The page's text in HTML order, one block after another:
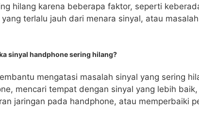
hilang karena beberapa faktor, seperti
terlalu jauh dari menara sinyal, atau
sinyal handphone sering hilang?
mengatasi masalah sinyal yang sering
mencari tempat dengan sinyal yang lebih
jaringan pada handphone, atau memperbaiki